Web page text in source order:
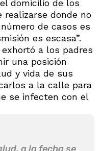
domicilio de los
realizarse donde no
de casos es
es escasa”.
a los padres
una posición
y vida de sus
a la calle para
se infecten con el